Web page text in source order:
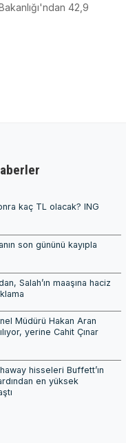
42,9
kaç TL olacak? ING
son gününü kayıpla
Salah’ın maaşına haciz
Müdürü Hakan Aran
yerine Cahit Çınar
hisseleri Buffett’ın
en yüksek